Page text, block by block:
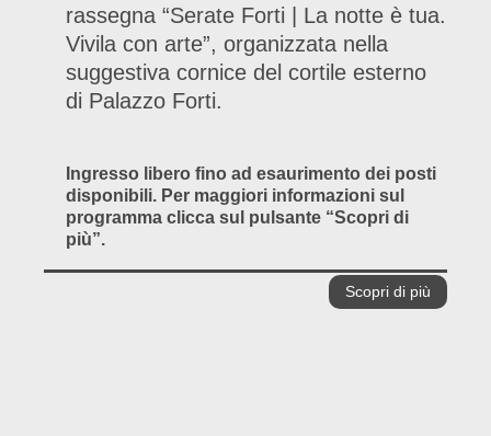
rassegna “Serate Forti | La notte è tua.
Vivila con arte”, organizzata nella
suggestiva cornice del cortile esterno
di Palazzo Forti.
Ingresso libero fino ad esaurimento dei posti
disponibili. Per maggiori informazioni sul
programma clicca sul pulsante “Scopri di
più”.
Scopri di più